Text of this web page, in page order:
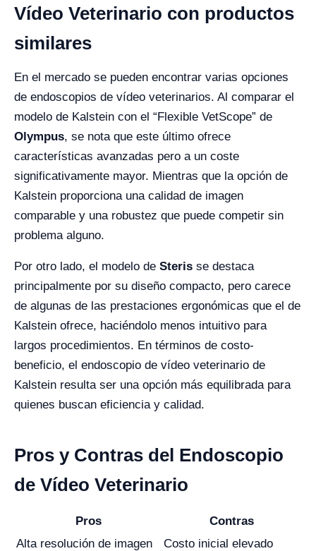
Vídeo Veterinario con productos
similares
En el mercado se pueden encontrar varias opciones
de endoscopios de vídeo veterinarios. Al comparar el
modelo de Kalstein con el “Flexible VetScope” de
Olympus, se nota que este último ofrece
características avanzadas pero a un coste
significativamente mayor. Mientras que la opción de
Kalstein proporciona una calidad de imagen
comparable y una robustez que puede competir sin
problema alguno.
Por otro lado, el modelo de Steris se destaca
principalmente por su diseño compacto, pero carece
de algunas de las prestaciones ergonómicas que el de
Kalstein ofrece, haciéndolo menos intuitivo para
largos procedimientos. En términos de costo-
beneficio, el endoscopio de vídeo veterinario de
Kalstein resulta ser una opción más equilibrada para
quienes buscan eficiencia y calidad.
Pros y Contras del Endoscopio
de Vídeo Veterinario
Pros
Contras
Alta resolución de imagen
Costo inicial elevado